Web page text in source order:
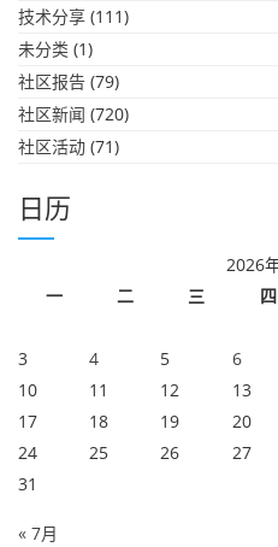
技术分享 (111)
未分类 (1)
社区报告 (79)
社区新闻 (720)
社区活动 (71)
日历
2026
一
二 三 四
3
4 5 6
10
11 12 13
17
18 19 20
24
25 26 27
31
« 7月